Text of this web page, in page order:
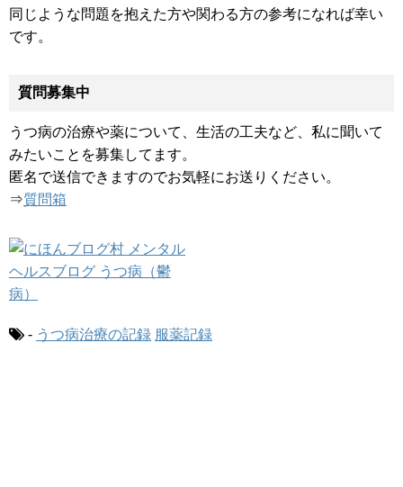
同じような問題を抱えた方や関わる方の参考になれば幸い
です。
質問募集中
うつ病の治療や薬について、生活の工夫など、私に聞いて
みたいことを募集してます。
匿名で送信できますのでお気軽にお送りください。
⇒質問箱
- うつ病治療の記録 服薬記録